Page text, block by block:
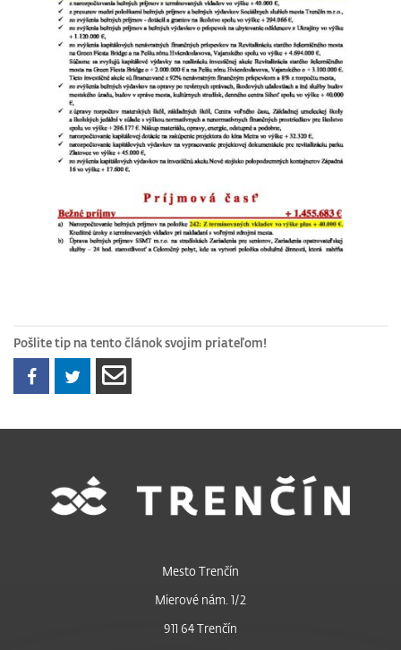
Pošlite tip na tento článok svojim priateľom!
Mesto Trenčín
Mierové nám. 1/2
911 64 Trenčín